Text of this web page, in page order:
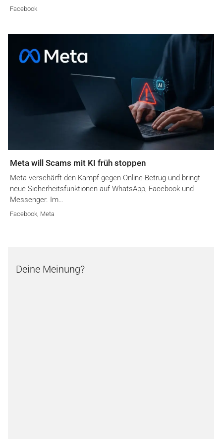
Facebook
Meta will Scams mit KI früh stoppen
Meta verschärft den Kampf gegen Online-Betrug und bringt
neue Sicherheitsfunktionen auf WhatsApp, Facebook und
Messenger. Im…
Facebook Meta
Deine Meinung?